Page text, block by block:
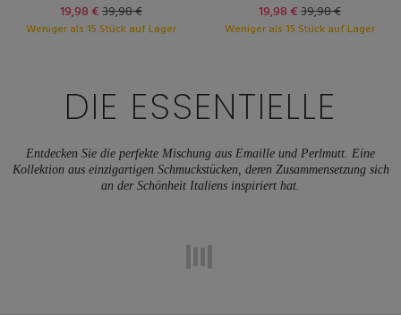
19,98 €39,98 €
Weniger als 15 Stück auf Lager
19,98 €39,98 €
Weniger als 15 Stück auf Lager
DIE ESSENTIELLE
Entdecken Sie die perfekte Mischung aus Emaille und Perlmutt. Eine
Kollektion aus einzigartigen Schmuckstücken, deren Zusammensetzung sich
an der Schönheit Italiens inspiriert hat.